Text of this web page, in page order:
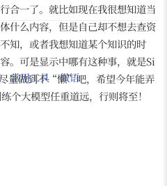
一了。就比如现在我很想知道当
什么内容，但是自己却不想去查资
知，或者我想知道某个知识的时
。可是显示中哪有这种事，就是Si
量做到不“懒”吧，希望今年能弄
大模型任重道远，行则将至！
常用工具 微语